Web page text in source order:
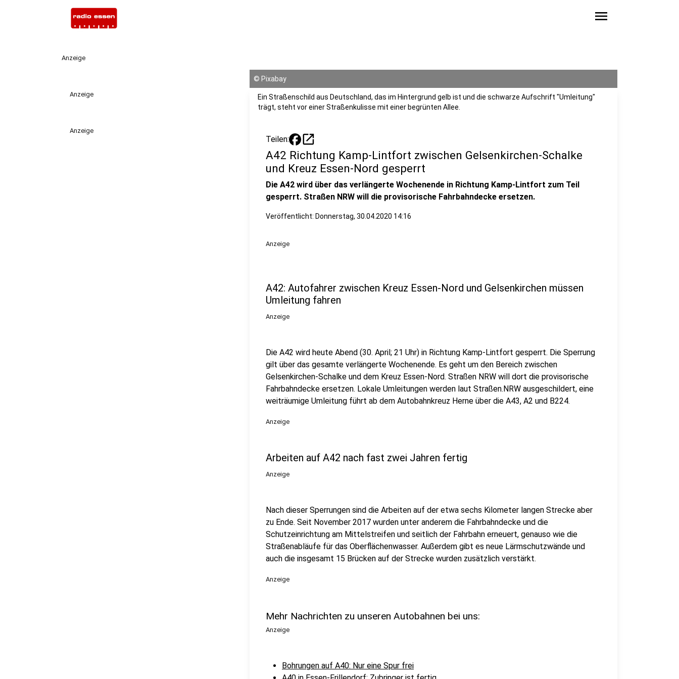
menu
Anzeige
Anzeige
Anzeige
© Pixabay
Ein Straßenschild aus Deutschland, das im Hintergrund gelb ist und die schwarze Aufschrift "Umleitung"
trägt, steht vor einer Straßenkulisse mit einer begrünten Allee.
Teilen: open_in_new
A42 Richtung Kamp-Lintfort zwischen Gelsenkirchen-Schalke
und Kreuz Essen-Nord gesperrt
Die A42 wird über das verlängerte Wochenende in Richtung Kamp-Lintfort zum Teil
gesperrt. Straßen NRW will die provisorische Fahrbahndecke ersetzen.
Veröffentlicht: Donnerstag, 30.04.2020 14:16
Anzeige
A42: Autofahrer zwischen Kreuz Essen-Nord und Gelsenkirchen müssen
Umleitung fahren
Anzeige
Die A42 wird heute Abend (30. April; 21 Uhr) in Richtung Kamp-Lintfort gesperrt. Die Sperrung
gilt über das gesamte verlängerte Wochenende. Es geht um den Bereich zwischen
Gelsenkirchen-Schalke und dem Kreuz Essen-Nord. Straßen NRW will dort die provisorische
Fahrbahndecke ersetzen. Lokale Umleitungen werden laut Straßen.NRW ausgeschildert, eine
weiträumige Umleitung führt ab dem Autobahnkreuz Herne über die A43, A2 und B224.
Anzeige
Arbeiten auf A42 nach fast zwei Jahren fertig
Anzeige
Nach dieser Sperrungen sind die Arbeiten auf der etwa sechs Kilometer langen Strecke aber
zu Ende. Seit November 2017 wurden unter anderem die Fahrbahndecke und die
Schutzeinrichtung am Mittelstreifen und seitlich der Fahrbahn erneuert, genauso wie die
Straßenabläufe für das Oberflächenwasser. Außerdem gibt es neue Lärmschutzwände und
auch die insgesamt 15 Brücken auf der Strecke wurden zusätzlich verstärkt.
Anzeige
Mehr Nachrichten zu unseren Autobahnen bei uns:
Anzeige
Bohrungen auf A40: Nur eine Spur frei